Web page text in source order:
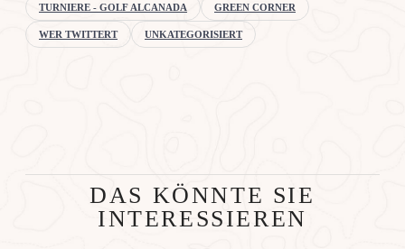
TURNIERE - GOLF ALCANADA GREEN CORNER
WER TWITTERT UNKATEGORISIERT
DAS KÖNNTE SIE
INTERESSIEREN